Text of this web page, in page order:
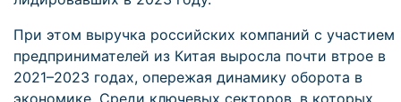
При этом выручка российских компаний с участием
предпринимателей из Китая выросла почти втрое в
2021–2023 годах, опережая динамику оборота в
экономике. Среди ключевых секторов, в которых